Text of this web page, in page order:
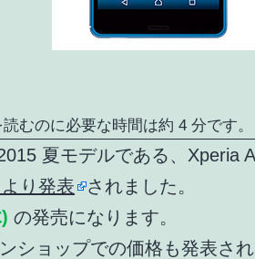
むのに必要な時間は約 4 分です。
夏モデルである、Xperia
り発表
されました。
の発売になります。
ショップでの価格も発表さ